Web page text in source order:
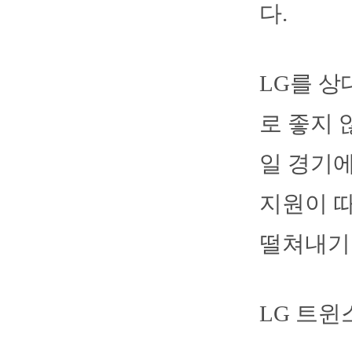
다.
LG를 상
로 좋지
일 경기
지원이
떨쳐내
LG 트윈